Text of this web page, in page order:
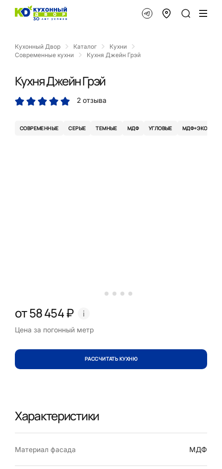
Кухонный Двор Каталог
Кухни
Современные кухни
Кухня Джейн Грэй
Кухня Джейн Грэй
2 отзыва
СОВРЕМЕННЫЕ СЕРЫЕ ТЕМНЫЕ МДФ УГЛОВЫЕ
от 58 454 ₽
Цена за погонный метр
РАССЧИТАТЬ КУХНЮ
Характеристики
Материал фасада МДФ